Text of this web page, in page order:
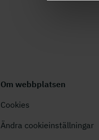
Om webbplatsen
Cookies
Ändra cookieinställningar